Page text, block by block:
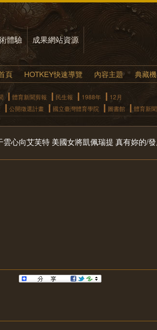
體驗 成果網站資源
頁 HOTKEY快速導覽 內容主題 典藏
體育新聞剪報 民生報 1988年
12月
公開徵選計畫 國立臺灣體育學院 圖書館 體育新
心向艾芙特 美國女將凱佩瑞提 真有妳的/